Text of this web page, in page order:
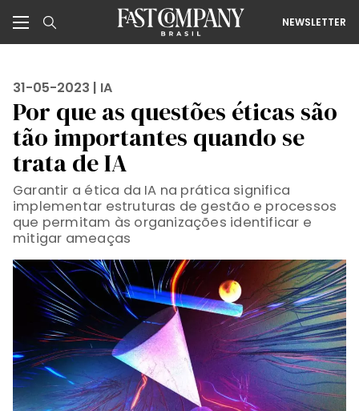
NEWSLETTER
31-05-2023 | IA
Por que as questões éticas são
tão importantes quando se
trata de IA
Garantir a ética da IA na prática significa
implementar estruturas de gestão e processos
que permitam às organizações identificar e
mitigar ameaças